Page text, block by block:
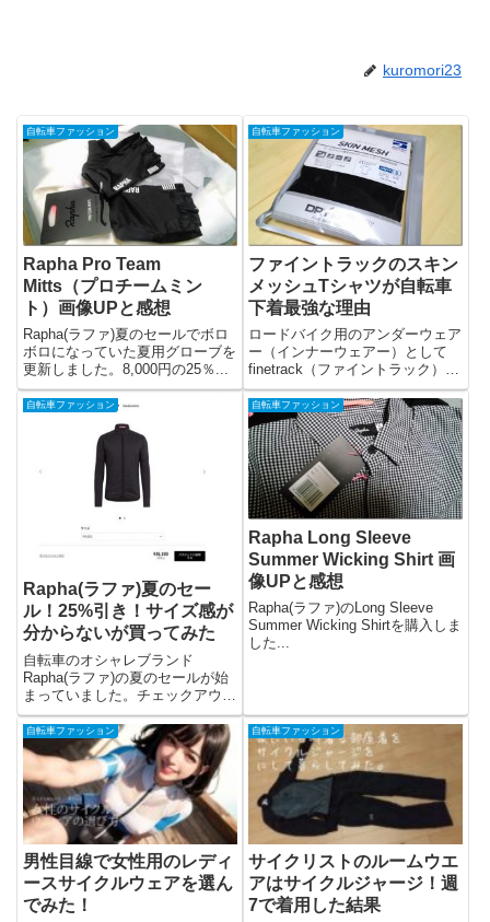
kuromori23
自転車ファッション
Rapha Pro Team
Mitts（プロチームミン
ト）画像UPと感想
Rapha(ラファ)夏のセールでボロ
ボロになっていた夏用グローブを
更新しました。8,000円の25％...
自転車ファッション
ファイントラックのスキン
メッシュTシャツが自転車
下着最強な理由
ロードバイク用のアンダーウェア
ー（インナーウェアー）として
finetrack（ファイントラック）の
ス...
自転車ファッション
Rapha(ラファ)夏のセー
ル！25%引き！サイズ感が
分からないが買ってみた
自転車のオシャレブランド
Rapha(ラファ)の夏のセールが始
まっていました。チェックアウト
の際に「バ...
自転車ファッション
Rapha Long Sleeve
Summer Wicking Shirt 画
像UPと感想
Rapha(ラファ)のLong Sleeve
Summer Wicking Shirtを購入しま
した...
自転車ファッション
男性目線で女性用のレディ
ースサイクルウェアを選ん
でみた！
自転車ファッション
サイクリストのルームウエ
アはサイクルジャージ！週
7で着用した結果